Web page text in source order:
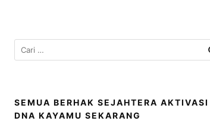
SEMUA BERHAK SEJAHTERA AKTIVASI
DNA KAYAMU SEKARANG